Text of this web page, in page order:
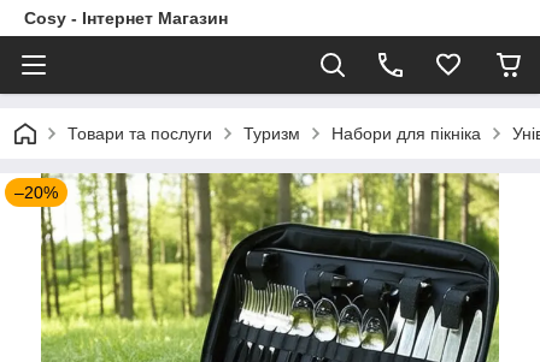
Cosy - Інтернет Магазин
Товари та послуги Туризм Набори для пікніка
–20%